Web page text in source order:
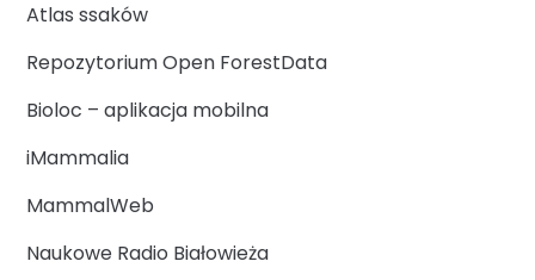
Atlas ssaków
Repozytorium Open ForestData
Bioloc – aplikacja mobilna
iMammalia
MammalWeb
Naukowe Radio Białowieża